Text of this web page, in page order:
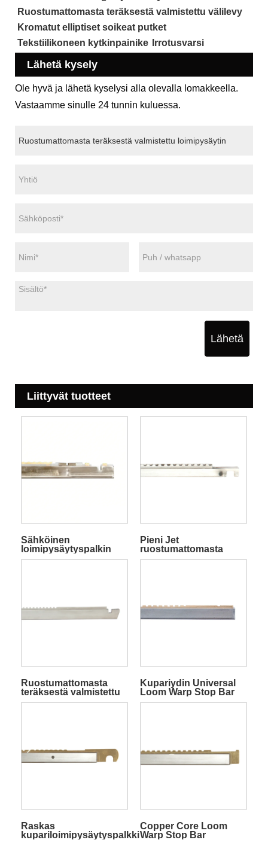
Ruostumattomasta teräksestä valmistettu välilevy
Kromatut elliptiset soikeat putket
Tekstiilikoneen kytkinpainike
Irrotusvarsi
Lähetä kysely
Ole hyvä ja lähetä kyselysi alla olevalla lomakkeella.
Vastaamme sinulle 24 tunnin kuluessa.
Lähetä
Liittyvät tuotteet
Sähköinen
loimipysäytyspalkin
näyttö
Pieni Jet
ruostumattomasta
teräksestä valmistettu
Ruostumattomasta
teräksestä valmistettu
loimitanko
Kupariydin Universal
Loom Warp Stop Bar
Raskas
kupariloimipysäytyspalkki
Copper Core Loom
Warp Stop Bar